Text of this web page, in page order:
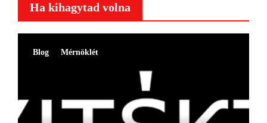
Ha kihagytad volna
Blog Mérnöklét